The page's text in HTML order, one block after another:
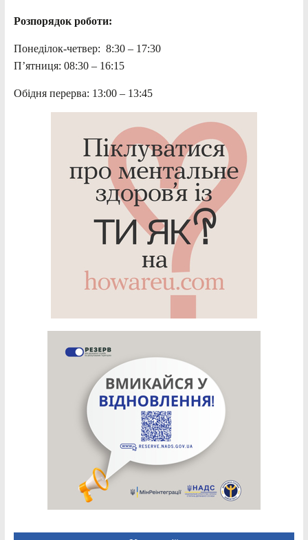
Розпорядок роботи:
Понеділок-четвер: 8:30 – 17:30
П’ятниця: 08:30 – 16:15
Обідня перерва: 13:00 – 13:45